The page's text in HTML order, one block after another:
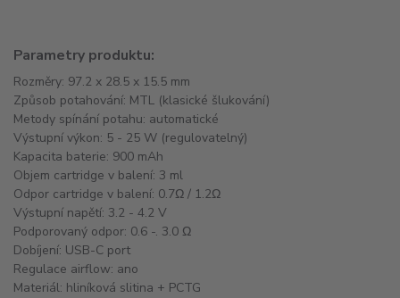
Parametry produktu:
Rozměry: 97.2 x 28.5 x 15.5 mm
Způsob potahování: MTL (klasické šlukování)
Metody spínání potahu: automatické
Výstupní výkon: 5 - 25 W (regulovatelný)
Kapacita baterie: 900 mAh
Objem cartridge v balení: 3 ml
Odpor cartridge v balení: 0.7Ω / 1.2Ω
Výstupní napětí: 3.2 - 4.2 V
Podporovaný odpor: 0.6 -. 3.0 Ω
Dobíjení: USB-C port
Regulace airflow: ano
Materiál: hliníková slitina + PCTG